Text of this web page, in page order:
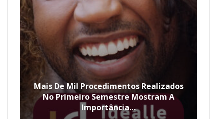
Mais De Mil Procedimentos Realizados
No Primeiro Semestre Mostram A
Importância…